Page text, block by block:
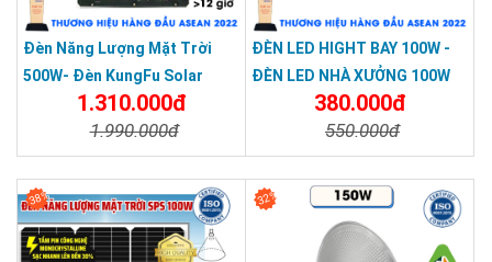
Đèn Năng Lượng Mặt Trời
500W- Đèn KungFu Solar
Năng Lượng Mặt Trời 500W,IP
67 Loại Lớn
1.310.000đ
1.990.000đ
ĐÈN LED HIGHT BAY 100W -
ĐÈN LED NHÀ XƯỞNG 100W
380.000đ
550.000đ
38% 32%